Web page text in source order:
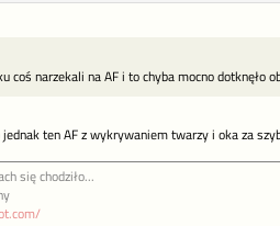
coś narzekali na AF i to chyba mocno dotknęło
ten AF z wykrywaniem twarzy i oka za
się chodziło...